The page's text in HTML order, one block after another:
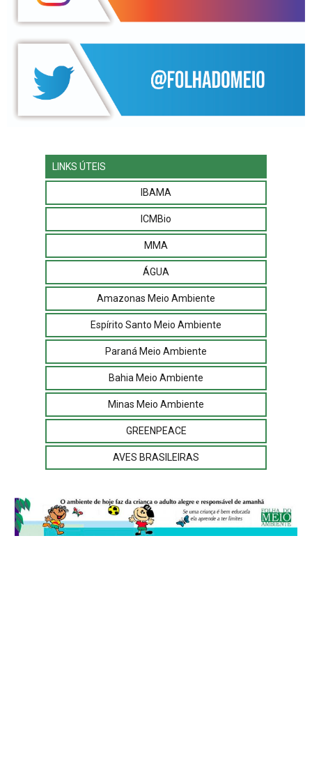
LINKS ÚTEIS
IBAMA
ICMBio
MMA
ÁGUA
Amazonas Meio Ambiente
Espírito Santo Meio Ambiente
Paraná Meio Ambiente
Bahia Meio Ambiente
Minas Meio Ambiente
GREENPEACE
AVES BRASILEIRAS